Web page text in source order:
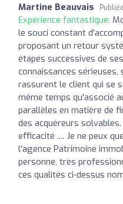
Martine Beauvais
Expérience fantastique:
le souci constant
proposant un retour
étapes successives de
connaissances
rassurent le client qui se
même temps qu'associé
parallèles en matière de
des acquéreurs
efficacité .... Je ne peux
l'agence Patrimoine
personne, très
ces qualités ci-dessus